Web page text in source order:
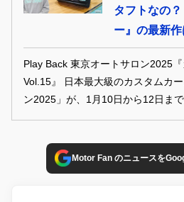
タフトなの
ー』の最新
Play Back 東京オートサロン2025
Vol.15』 日本最大級のカスタムカ
ン2025」が、1月10日から12日ま
話題の新型車や最新パーツも揃い
なサロン情報を交えつつ、スタイ
Motor Fan のニュースを